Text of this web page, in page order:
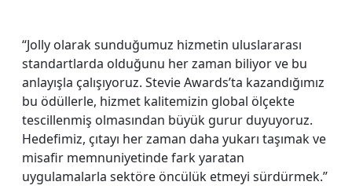
“Jolly olarak sunduğumuz hizmetin uluslararası
standartlarda olduğunu her zaman biliyor ve bu
anlayışla çalışıyoruz. Stevie Awards’ta kazandığımız
bu ödüllerle, hizmet kalitemizin global ölçekte
tescillenmiş olmasından büyük gurur duyuyoruz.
Hedefimiz, çıtayı her zaman daha yukarı taşımak ve
misafir memnuniyetinde fark yaratan
uygulamalarla sektöre öncülük etmeyi sürdürmek.”